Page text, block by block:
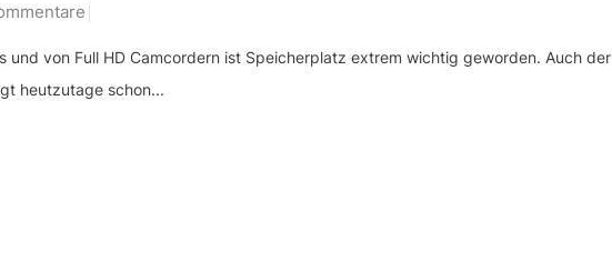
und von Full HD Camcordern ist Speicherplatz extrem wichtig geworden. Auch der
heutzutage schon...